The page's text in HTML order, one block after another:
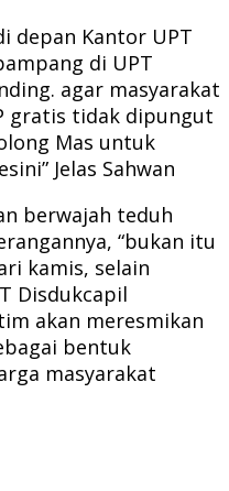
depan Kantor UPT
di UPT
agar masyarakat
gratis tidak dipungut
Mas untuk
Jelas Sahwan
berwajah teduh
“bukan itu
kamis, selain
Disdukcapil
akan meresmikan
bentuk
masyarakat